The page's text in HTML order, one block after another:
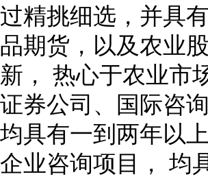
过精挑细选，并具
品期货，以及农业
新， 热心于农业市
证券公司、国际咨
均具有一到两年以
企业咨询项目， 均